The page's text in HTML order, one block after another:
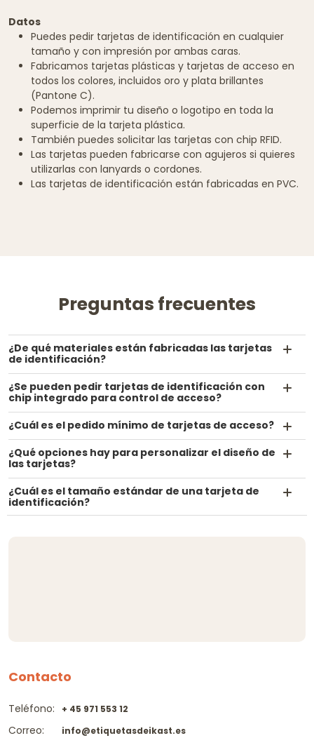
Datos
Puedes pedir tarjetas de identificación en cualquier
tamaño y con impresión por ambas caras.
Fabricamos tarjetas plásticas y tarjetas de acceso en
todos los colores, incluidos oro y plata brillantes
(Pantone C).
Podemos imprimir tu diseño o logotipo en toda la
superficie de la tarjeta plástica.
También puedes solicitar las tarjetas con chip RFID.
Las tarjetas pueden fabricarse con agujeros si quieres
utilizarlas con lanyards o cordones.
Las tarjetas de identificación están fabricadas en PVC.
Preguntas frecuentes
¿De qué materiales están fabricadas las tarjetas
de identificación?
¿Se pueden pedir tarjetas de identificación con
chip integrado para control de acceso?
¿Cuál es el pedido mínimo de tarjetas de acceso?
¿Qué opciones hay para personalizar el diseño de
las tarjetas?
¿Cuál es el tamaño estándar de una tarjeta de
identificación?
Contacto
Teléfono:
Correo:
+ 45 971 553 12
info@etiquetasdeikast.es